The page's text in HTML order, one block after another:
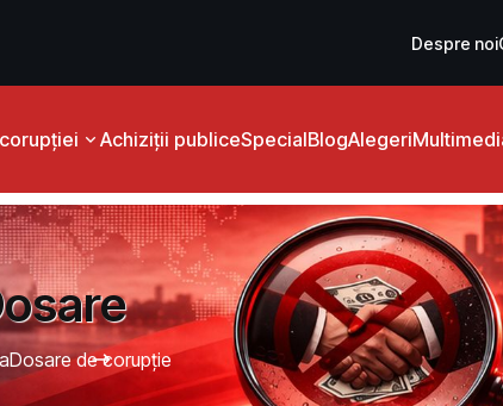
Despre noi
Achiziții publiceSpecialBlogAlegeri
Dosare de corupție